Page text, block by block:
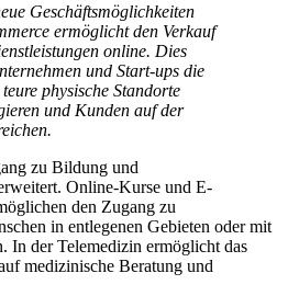
Geschäftsmöglichkeiten
ermöglicht den Verkauf
online. Dies
und Start-ups die
physische Standorte
und Kunden auf der
zu Bildung und
Online-Kurse und E-
den Zugang zu
in entlegenen Gebieten oder mit
In der Telemedizin ermöglicht das
medizinische Beratung und